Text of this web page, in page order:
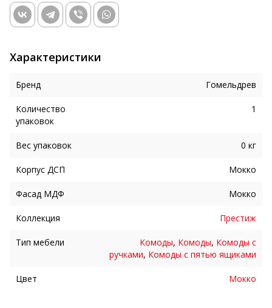
Характеристики
Бренд Гомельдрев
Количество
упаковок
1
Вес упаковок 0 кг
Корпус ДСП Мокко
Фасад МДФ Мокко
Коллекция Престиж
Тип мебели Комоды, Комоды, Комоды с
ручками, Комоды с пятью ящиками
Цвет Мокко